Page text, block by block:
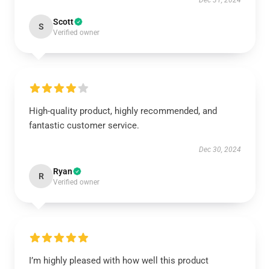
S Scott
Verified owner
High-quality product, highly recommended, and
fantastic customer service.
Dec 30, 2024
R Ryan
Verified owner
I’m highly pleased with how well this product